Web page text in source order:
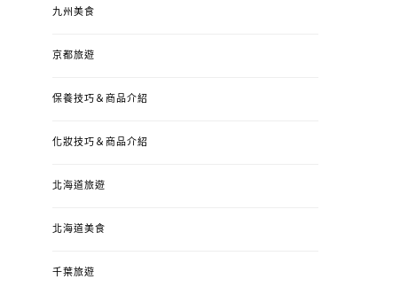
九州美食
京都旅遊
保養技巧＆商品介紹
化妝技巧＆商品介紹
北海道旅遊
北海道美食
千葉旅遊